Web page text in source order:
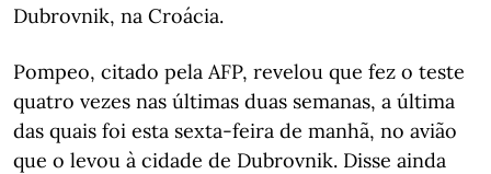
Dubrovnik, na Croácia.
Pompeo, citado pela AFP, revelou que fez o teste
quatro vezes nas últimas duas semanas, a última
das quais foi esta sexta-feira de manhã, no avião
que o levou à cidade de Dubrovnik. Disse ainda